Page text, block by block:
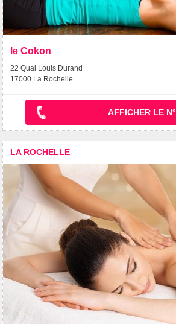
le Cokon
22 Quai Louis Durand
17000 La Rochelle
AFFICHER LE N°
LA ROCHELLE